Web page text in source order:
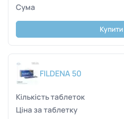
Купити
FILDENA 50